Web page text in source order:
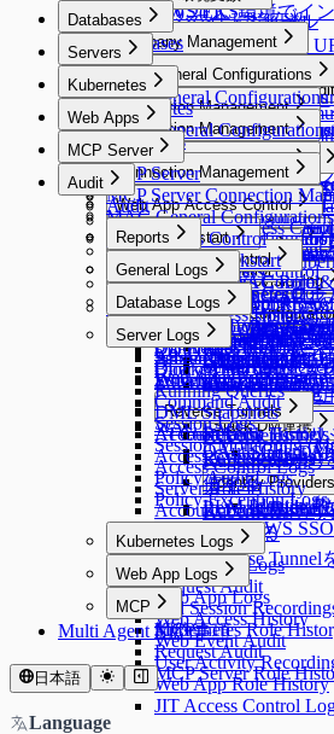
9.20.0 ~ 9.20.2
9.19.0
9.18.0 ~ 9.18.3
9.17.0 ~ 9.17.1
9.16.0 ~ 9.16.4
9.15.0 ~ 9.15.4
9.14.0 ~ 9.14.3
9.13.0 ~ 9.13.5
9.12.0 ~ 9.12.14
9.12.0 ~ 9.12.14
メニュー改善ガイド
9.11.0 ~ 9.11.5
9.10.0 ~ 9.10.4
9.10.0 ~ 9.10.4
External API変更事
9.9.0 ~ 9.9.8
9.9.0 ~ 9.9.8
External API変更事
9.9.4バージョン）
External API変更事
9.9.5バージョン）
9.8.0 ~ 9.8.12
AWS EKS環境でイ
コンテナ環境変数
ライセンスインストール
サーバ構成要件
サーバ構成要件
Public Cloud運用サ
On-Premise VM要件
サーバ構成要件要約
QueryPie ACP Community
QueryPie ACP
QueryPie ACP
イド
QueryPie ACP
レード方法
QueryPie ACP
MCP設定ガイド
General
Company Management
Company Management
General
Security
Allowed Zones
Channels
Alerts
Alerts
New Request
ンプレート変
Licenses
User Management
User Management
Users
Users
ユーザープロ
qp-adminデフ
ワード変更強
能
Groups
Roles
Profile Editor
Profile Editor
Custom Attribute
Authentication
Authentication
Okta連携
LDAP連携
AWS SSO連携
Google SAML
Multi-Factor
Provisioning
Provisioning
Provisioning有
[Okta] プロビ
Workflow Management
Workflow Management
All Requests
Approval Rules
Workflow
System
System
Integrations
Integrations
Syslog連携
Splunk連携
Secret Store連携
Email連携
Event Callback
OAuth 2.0を使
Cloud API連携
Slack DM連携
Slack
Slack
OAuth Client
Identity Providers
Identity
AWS
LLM Provider
API Token
Jobs
Maintenance
Databases
Databases
DAC General Configurations
DAC General
Unmasking Zones
Masking Pattern (メ
Connection Management
Connection
Cloud Providers
Cloud Providers
AWSからDB
MS Azureから
Google Cloud
する
Dry Run機能
認する
DB Connections
DB Connections
MongoDB専用
DocumentDB
Google
AWS Athena専
Custom Data
SSL Configurations
SSH Configurations
Kerberos
Custom JDBC Configs
Custom JDBC
QSI Parser
Custom JDBC
Custom JDBC
DB Access Control
DB Access Control
Privilege Type
Privilege Type
MongoDB /
Mapping
Access Control
Policies
Policies
Data Access
Masking Pattern
Data Masking
Sensitive Data
Policy Exception
Query Rules
Ledger Management
Ledger Management
Ledger Table Policy
Ledger Approval Rules
(New) Policy Management
(New) Policy
Data Paths
Data Policies
Exception Management
Monitoring
Monitoring
Running Queries
Proxy Management
Servers
Servers
SAC General Configurations
Connection Management
Connection
Cloud Providers
Cloud Providers
AWSからサー
る
Azureからサ
る
GCPからサー
Servers
Servers
個別サーバー
Server Groups
Server Groups
サーバーをグ
Server Agents for RDP
Server Agents
Server Agent
ProxyJump
ProxyJump
ProxyJump作成
Server Account Management
Server Account
Server Account
SSH Key
Account Management
Password Provisioning
Password
パスワード変
Session Monitoring
Server Access Control
Server Access Control
Access Control
Access Control
Permissionsの
Roleの付与と
Server Privilege
Roles
Policies
Policies
サーバーアク
Server Proxy使
Command Templates
Blocked Accounts
Kubernetes
Kubernetes
KAC General Configurations
Connection Management
Connection
Cloud Providers
Cloud Providers
AWSから
る
Clusters
Clusters
Kubernetesク
る
K8s Access Control
K8s Access Control
Access Control
Access Control
Kubernetesロ
Roles
Roles
Kubernetesロ
Policies
Policies
Kubernetesポ
Kubernetesポ
イド
Kubernetesポ
Kubernetesポ
ガイド
Kubernetesポ
イド
Web Apps
Web Apps
Connection Management
Connection
Web Apps
Web App
Web App Access Control
Web App Access
Access Control
Access Control
ロールの付与
Roles
Policies
WAC Quickstart
WAC Quickstart
[~10.2.7] WAC Role
[10.2.8~] WAC
[10.3.0 ~] WAC JIT
Root CA証明書イン
Web App
WACトラブルシュ
WAC FAQ
MCP Server
MCP Server
MCP Server Connection
MAC General Configurations
MCP Access Control
Audit
Audit
Reports
Reports
Reports
Audit Log Export
General Logs
General Logs
User Access History
Activity Logs
Admin Role History
Workflow Logs
Reverse Tunnels
Reverse Tunnels
Reverse
信する
Reverse
通信する
Reverse
AI Chat Audit
Database Logs
Database Logs
DB Access History
Query Audit
Running Queries
DML Snapshots
Account Lock History
Access Control Logs
Policy Audit Logs
Policy Exception Logs
Server Logs
Server Logs
Server Access History
Command Audit
Session Logs
Session Monitoring
Access Control Logs
Server Role History
Account Lock History
Kubernetes Logs
Kubernetes Logs
Request Audit
Pod Session
Kubernetes Role
Web App Logs
Web App Logs
Web Access History
Web Event Audit
User Activity
Web App Role History
JIT Access Control
MCP
MCP
Request Audit
MCP Server Role
Multi Agent 制約事項
日本語
Language